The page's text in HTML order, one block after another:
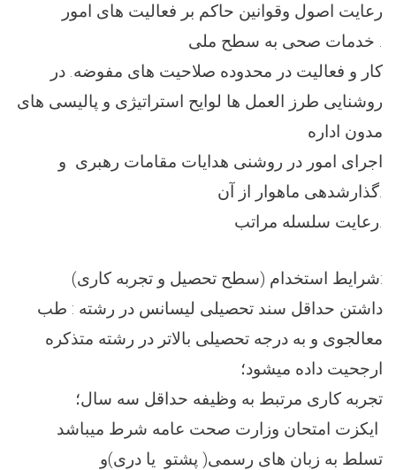
رعایت اصول وقوانین حاکم بر فعالیت های امور
خدمات صحی به سطح ملی .
روشنایی طرز العمل ها لوایح استراتیژی و پالیسی های
مدون اداره
گذارشدهی ماهوار از آن.
رعایت سلسله مراتب.
شرایط استخدام (سطح تحصیل و تجربه کاری):
داشتن حداقل سند تحصیلی لیسانس در رشته : طب
معالجوی و به درجه تحصیلی بالاتر در رشته متذکره
ارجحیت داده میشود؛
تجربه کاری مرتبط به وظیفه حداقل سه سال؛
تسلط به زبان های رسمی( پشتو یا دری)و